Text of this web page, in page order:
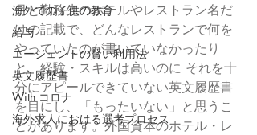
海外での子供の教育
給与
エージェントの賢い利用法
英文履歴書
With コロナ
海外求人における選考プロセス
月と勤務先のホテルやレストラン名だ
けの記載で、どんなレストランで何を
やっていたのが書いていなかったり
と、経験・スキルは高いのに それを十
分にアピールできていない英文履歴書
を目にし、「もったいない」と思うこ
とがあります。外国資本のホテル・レ